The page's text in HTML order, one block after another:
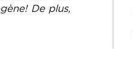
De plus,